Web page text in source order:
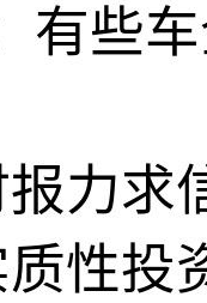
有些
力求
性投